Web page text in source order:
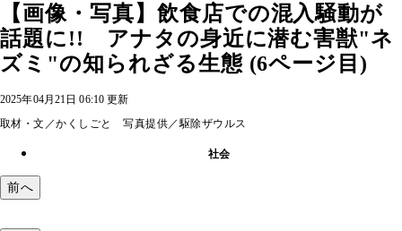
【画像・写真】飲食店での混入騒動が
話題に!! アナタの身近に潜む害獣"ネ
ズミ"の知られざる生態 (6ページ目)
2025年04月21日 06:10 更新
取材・文／かくしごと 写真提供／駆除ザウルス
社会
前へ